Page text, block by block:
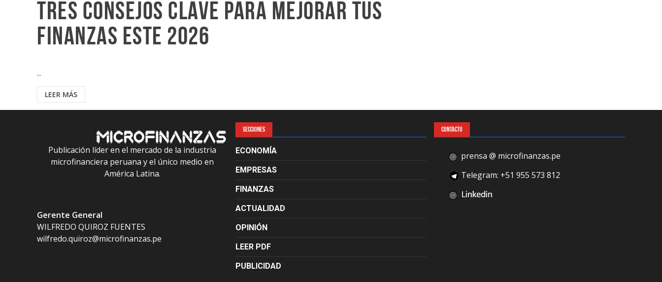
Tres consejos clave para mejorar tus
finanzas este 2026
...
LEER MÁS
Publicación líder en el mercado de la industria
microfinanciera peruana y el único medio en
América Latina.
Gerente General
WILFREDO QUIROZ FUENTES
wilfredo.quiroz@microfinanzas.pe
SECCIONES
ECONOMÍA
EMPRESAS
FINANZAS
ACTUALIDAD
OPINIÓN
LEER PDF
PUBLICIDAD
CONTACTO
prensa @ microfinanzas.pe
Telegram: +51 955 573 812